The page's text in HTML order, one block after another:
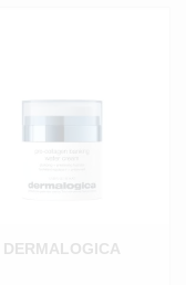
DERMALOGICA